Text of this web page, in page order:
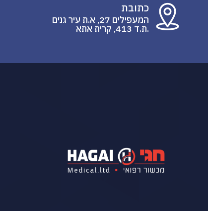
כתובת
המעפילים 27, א.ת עיר גנים
.ת.ד 413, קרית אתא